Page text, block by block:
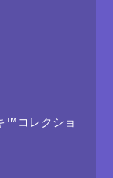
™コレクショ